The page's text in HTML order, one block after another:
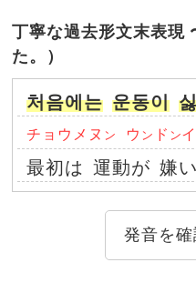
丁寧な過去形文末表現
た。）
처음에는 운동이
チョウメヌ ン ウ ン ド ンイ
最初は 運動が 嫌
発音を確